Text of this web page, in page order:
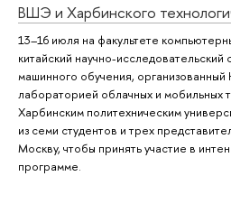
ВШЭ и Харбинского
13–16 июля на факультете
китайский научно-
машинного обучения,
лабораторией облачных и мобильных
Харбинским политехническим
из семи студентов и трех
Москву, чтобы принять участие в
программе.